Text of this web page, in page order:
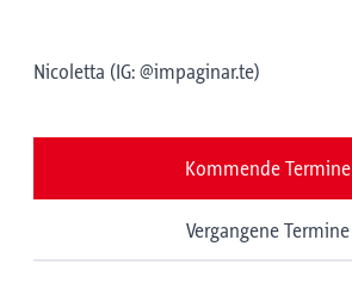
Nicoletta (IG: @impaginar.te)
Kommende Termine
Vergangene Termine